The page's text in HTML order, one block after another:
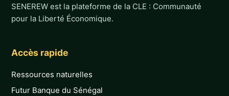
SENEREW est la plateforme de la CLE : Communauté
pour la Liberté Économique.
Accès rapide
Ressources naturelles
Futur Banque du Sénégal